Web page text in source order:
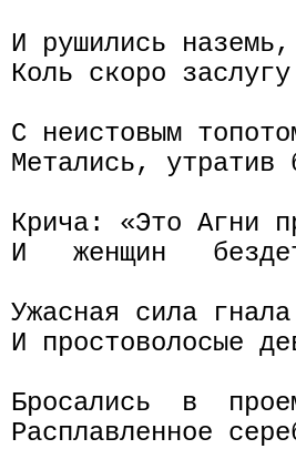
И рушились
Коль скоро
С неистовым
Метались, утратив
Крича: «Это Агни
И   женщин
Ужасная сила
И простоволосые
Бросались  в
Расплавленное